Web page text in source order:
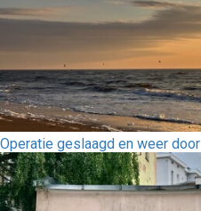
Operatie geslaagd en weer door